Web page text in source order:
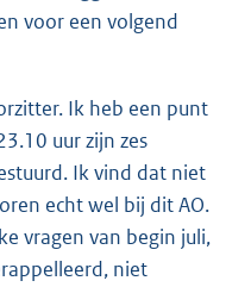
voor een volgend
Ik heb een punt
uur zijn zes
Ik vind dat niet
echt wel bij dit AO.
vragen van begin juli,
niet